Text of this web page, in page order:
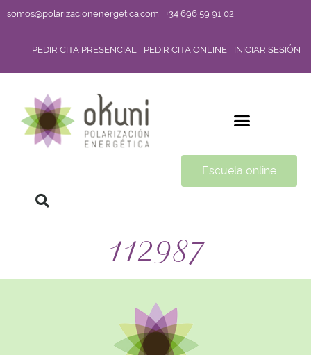
somos@polarizacionenergetica.com | +34 696 59 91 02
PEDIR CITA PRESENCIAL PEDIR CITA ONLINE INICIAR SESIÓN
Escuela online
112987